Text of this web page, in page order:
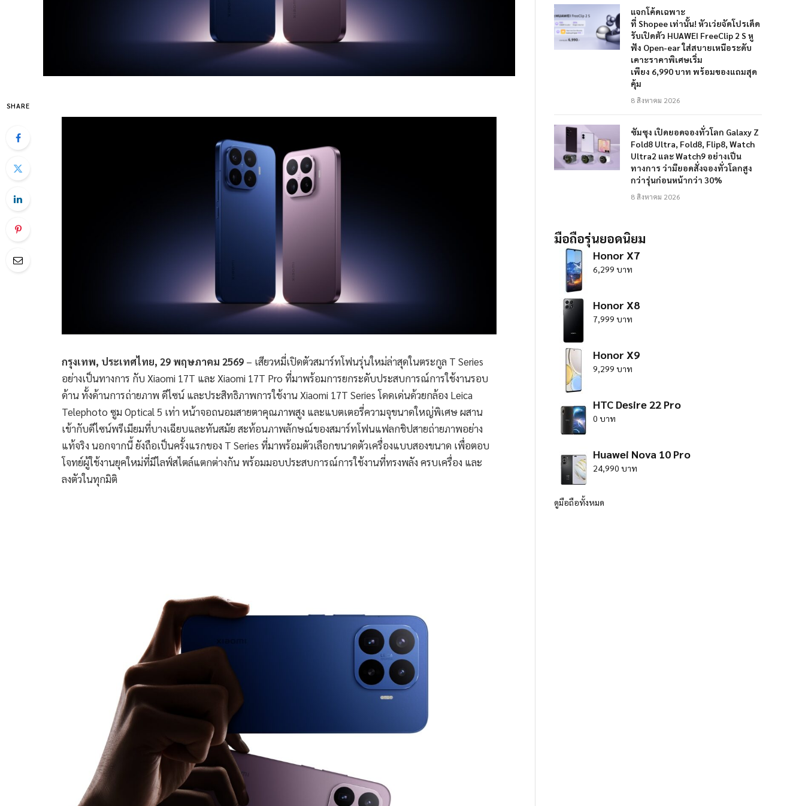
SHARE
กรุงเทพ, ประเทศไทย, 29 พฤษภาคม 2569 – เสียวหมี่เปิดตัวสมาร์ทโฟนรุ่นใหม่ล่าสุดในตระกูล T Series
อย่างเป็นทางการ กับ Xiaomi 17T และ Xiaomi 17T Pro ที่มาพร้อมการยกระดับประสบการณ์การใช้งานรอบ
ด้าน ทั้งด้านการถ่ายภาพ ดีไซน์ และประสิทธิภาพการใช้งาน Xiaomi 17T Series โดดเด่นด้วยกล้อง Leica
Telephoto ซูม Optical 5 เท่า หน้าจอถนอมสายตาคุณภาพสูง และแบตเตอรี่ความจุขนาดใหญ่พิเศษ ผสาน
เข้ากับดีไซน์พรีเมียมที่บางเฉียบและทันสมัย สะท้อนภาพลักษณ์ของสมาร์ทโฟนแฟลกชิปสายถ่ายภาพอย่าง
แท้จริง นอกจากนี้ ยังถือเป็นครั้งแรกของ T Series ที่มาพร้อมตัวเลือกขนาดตัวเครื่องแบบสองขนาด เพื่อตอบ
โจทย์ผู้ใช้งานยุคใหม่ที่มีไลฟ์สไตล์แตกต่างกัน พร้อมมอบประสบการณ์การใช้งานที่ทรงพลัง ครบเครื่อง และ
ลงตัวในทุกมิติ
แจกโค้ดเฉพาะ
ที่ Shopee เท่านั้น! หัวเว่ยจัดโปรเด็ด
รับเปิดตัว HUAWEI FreeClip 2 S หู
ฟัง Open-ear ใส่สบายเหนือระดับ
เคาะราคาพิเศษเริ่ม
เพียง 6,990 บาท พร้อมของแถมสุด
คุ้ม
8 สิงหาคม 2026
ซัมซุง เปิดยอดจองทั่วโลก Galaxy Z
Fold8 Ultra, Fold8, Flip8, Watch
Ultra2 และ Watch9 อย่างเป็น
ทางการ ว่ามียอดสั่งจองทั่วโลกสูง
กว่ารุ่นก่อนหน้ากว่า 30%
8 สิงหาคม 2026
มือถือรุ่นยอดนิยม
Honor X7
6,299 บาท
Honor X8
7,999 บาท
Honor X9
9,299 บาท
HTC Desire 22 Pro
0 บาท
Huawei Nova 10 Pro
24,990 บาท
ดูมือถือทั้งหมด